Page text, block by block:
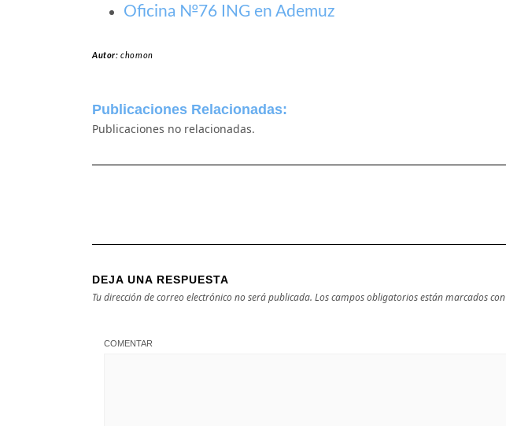
Oficina №76 ING en Ademuz
Autor:chomon
Publicaciones Relacionadas:
Publicaciones no relacionadas.
DEJA UNA RESPUESTA
Tu dirección de correo electrónico no será publicada. Los campos obligatorios están marcados con
COMENTAR